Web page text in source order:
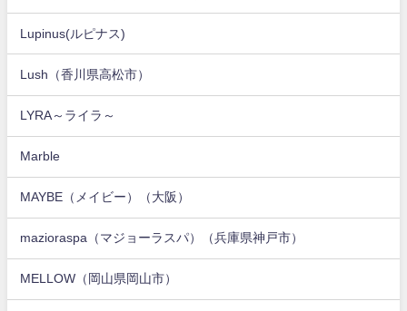
Lupinus(ルピナス)
Lush（香川県高松市）
LYRA～ライラ～
Marble
MAYBE（メイビー）（大阪）
mazioraspa（マジョーラスパ）（兵庫県神戸市）
MELLOW（岡山県岡山市）